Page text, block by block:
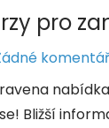
pro
Bližší